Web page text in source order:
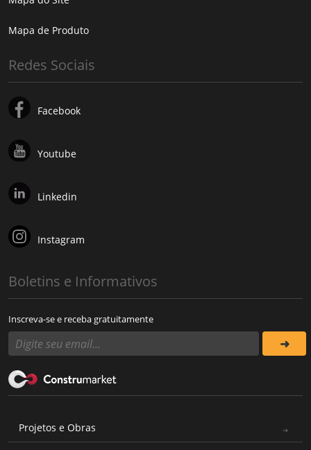
Mapa de Produto
Redes Sociais
Facebook
Youtube
Linkedin
Instagram
Boletins e Informativos
Inscreva-se e receba gratuitamente
Projetos e Obras